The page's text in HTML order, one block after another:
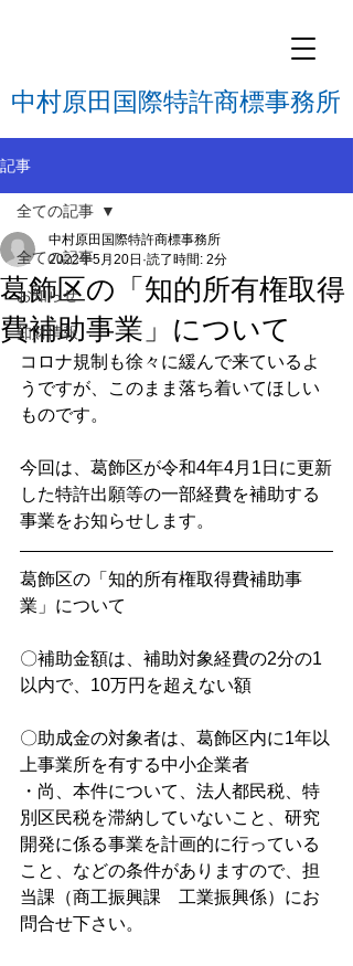
中村原田国際特許商標事務所
記事
全ての記事
お知らせ
知財情報
全ての記事
葛飾区の「知的所有権取得
費補助事業」について
中村原田国際特許商標事務所
2022年5月20日 読了時間: 2分
コロナ規制も徐々に緩んで来ているよ
うですが、このまま落ち着いてほしい
ものです。
今回は、葛飾区が令和4年4月1日に更新
した特許出願等の一部経費を補助する
事業をお知らせします。
葛飾区の「知的所有権取得費補助事
業」について
〇補助金額は、補助対象経費の2分の1
以内で、10万円を超えない額
〇助成金の対象者は、葛飾区内に1年以
上事業所を有する中小企業者
・尚、本件について、法人都民税、特
別区民税を滞納していないこと、研究
開発に係る事業を計画的に行っている
こと、などの条件がありますので、担
当課（商工振興課　工業振興係）にお
問合せ下さい。